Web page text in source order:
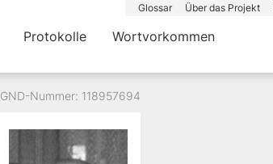
Glossar Über das Projekt
Protokolle Wortvorkommen
GND-Nummer: 118957694